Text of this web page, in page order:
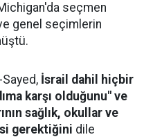
seçmen
genel seçimlerin
İsrail dahil hiçbir
karşı olduğunu" ve
sağlık, okullar ve
gerektiğini dile